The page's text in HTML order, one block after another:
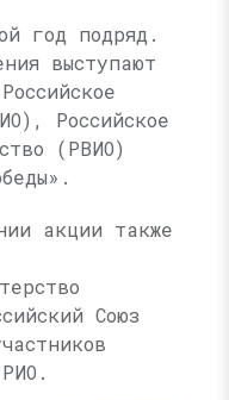
год подряд.
выступают
Российское
(РВИО)
акции также
Союз